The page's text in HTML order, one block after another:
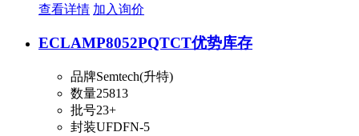
查看详情 加入询价
ECLAMP8052PQTCT优势库存
品牌Semtech(升特)
数量25813
批号23+
封装UFDFN-5